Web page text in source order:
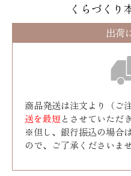
くらづくり
出荷
商品発送は注文より（ご
送を最短とさせていただ
※但し、銀行振込の場合
ので、ご了承くださいませ